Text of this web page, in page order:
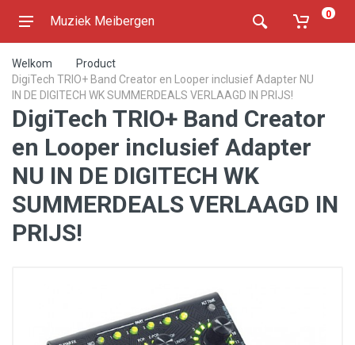
Muziek Meibergen 0
Welkom
Product
DigiTech TRIO+ Band Creator en Looper inclusief Adapter NU
IN DE DIGITECH WK SUMMERDEALS VERLAAGD IN PRIJS!
DigiTech TRIO+ Band Creator
en Looper inclusief Adapter
NU IN DE DIGITECH WK
SUMMERDEALS VERLAAGD IN
PRIJS!